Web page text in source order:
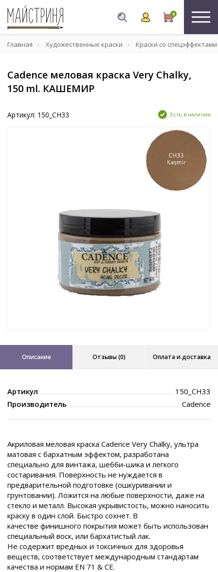
0
Главная Художественные краски Краски со спецэффектами
Cadence меловая краска Very Chalky,
150 ml. КАШЕМИР
Артикул: 150_CH33 Есть в наличии
Описание Отзывы (0) Оплата и доставка
Артикул
150_CH33
Производитель
Cadence
Акриловая меловая краска Cadence Very Chalky, ультра
матовая с бархатным эффектом, разработана
специально для винтажа, шебби-шика и легкого
состаривания. Поверхность не нуждается в
предварительной подготовке (ошкуривании и
грунтовании). Ложится на любые поверхности, даже на
стекло и металл. Высокая укрывистость, можно наносить
краску в один слой. Быстро сохнет. В
качестве финишного покрытия может быть использован
специальный воск, или бархатистый лак.
Не содержит вредных и токсичных для здоровья
веществ, соответствует международным стандартам
качества и нормам EN 71 & CE.